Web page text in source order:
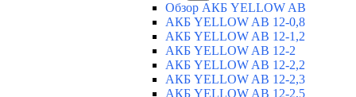
Обзор АКБ YELLOW AB
АКБ YELLOW AB 12-0,8
АКБ YELLOW AB 12-1,2
АКБ YELLOW AB 12-2
АКБ YELLOW AB 12-2,2
АКБ YELLOW AB 12-2,3
АКБ YELLOW AB 12-2,5